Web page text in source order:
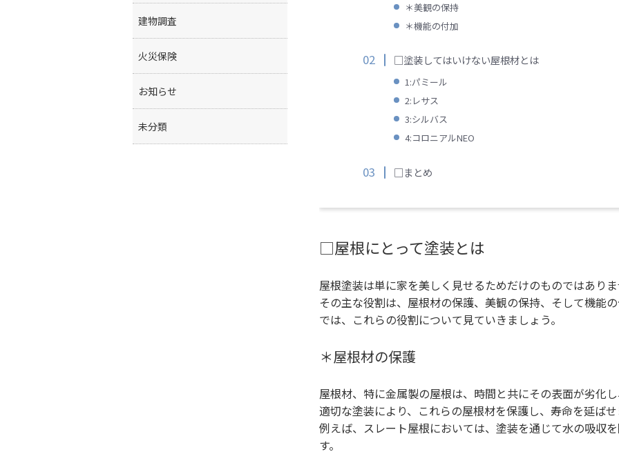
＊美観の保持
＊機能の付加
□塗装してはいけない屋根材とは
1:パミール
2:レサス
3:シルバス
4:コロニアルNEO
□まとめ
□屋根にとって塗装とは
屋根塗装は単に家を美しく見せるためだけのものではありま
その主な役割は、屋根材の保護、美観の保持、そして機能の
では、これらの役割について見ていきましょう。
＊屋根材の保護
屋根材、特に金属製の屋根は、時間と共にその表面が劣化
適切な塗装により、これらの屋根材を保護し、寿命を延ばせ
例えば、スレート屋根においては、塗装を通じて水の吸収
す。
建物調査
火災保険
お知らせ
未分類